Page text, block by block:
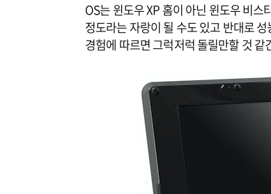
OS는 윈도우 XP 홈이 아닌 윈도우 비
정도라는 자랑이 될 수도 있고 반대로
경험에 따르면 그럭저럭 돌릴만할 것